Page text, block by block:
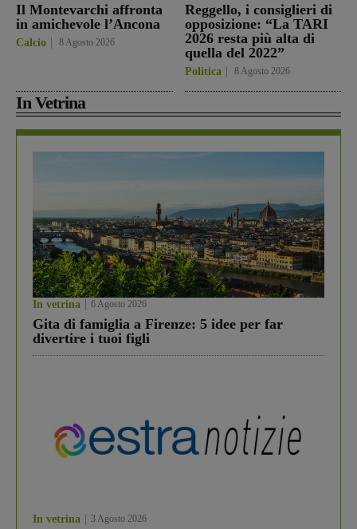
Il Montevarchi affronta
in amichevole l’Ancona
Calcio 8 Agosto 2026
Reggello, i consiglieri di
opposizione: “La TARI
2026 resta più alta di
quella del 2022”
Politica 8 Agosto 2026
In Vetrina
In vetrina 6 Agosto 2026
Gita di famiglia a Firenze: 5 idee per far
divertire i tuoi figli
In vetrina 3 Agosto 2026